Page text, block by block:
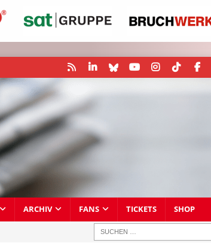
ARCHIV FANS TICKETS SHOP